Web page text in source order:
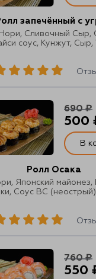
запечённый с
Нори, Сливочный Сыр,
соус, Кунжут, Сыр,
Ролл Осака
Японский
Соус ВС
690 ₽
500
В
760 ₽
550